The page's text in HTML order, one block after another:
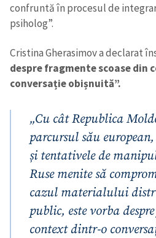
Trimite o informație
in English
confruntă în procesul de
psiholog”.
Cristina Gherasimov a declarat
despre fragmente scoase din
conversație obișnuită”.
„Cu cât Republica
parcursul său
și tentativele de
Ruse menite să
cazul materialului
public, este vorba
context dintr-o